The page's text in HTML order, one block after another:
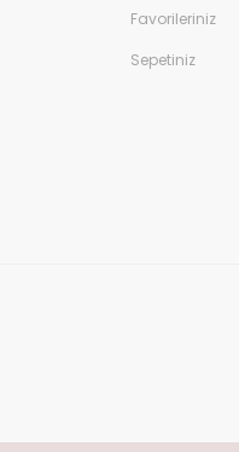
Favorileriniz
Sepetiniz